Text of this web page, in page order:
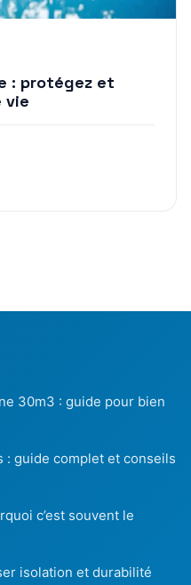
: protégez et
vie
30m3 : guide pour bien
: guide complet et conseils
c’est souvent le
isolation et durabilité